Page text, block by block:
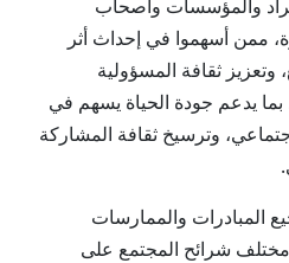
والمؤسسات وأصحاب
ممن أسهموا في إحداث أثر
ثقافة المسؤولية
يدعم جودة الحياة يسهم في
وترسيخ ثقافة المشاركة
المبادرات والممارسات
مختلف شرائح المجتمع على